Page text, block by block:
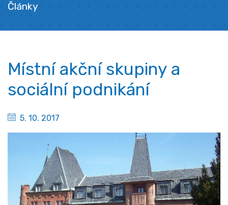
Články
Místní akční skupiny a
sociální podnikání
5. 10. 2017